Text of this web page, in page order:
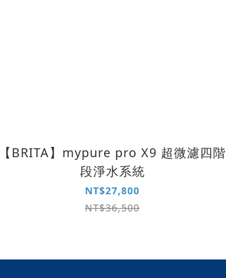
【BRITA】mypure pro X9 超微濾四階
段淨水系統
NT$27,800
NT$36,500